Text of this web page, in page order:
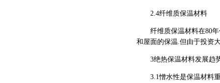
2.4纤维质保温材料
纤维质保温材料在80年
和屋面的保温.但由于投资
3绝热保温材料发展趋
3.1憎水性是保温材料重